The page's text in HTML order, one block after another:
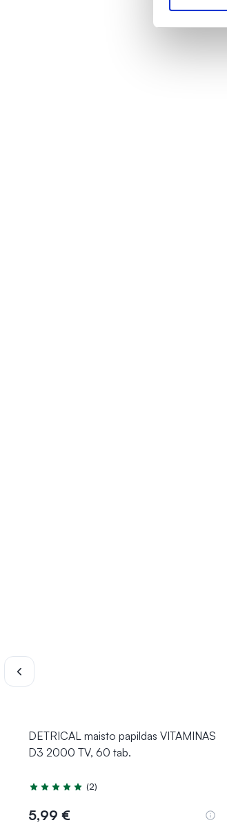
DETRICAL maisto papildas VITAMINAS
D3 2000 TV, 60 tab.
Įvertinimas 5.0 iš 5
(2)
5,99 €